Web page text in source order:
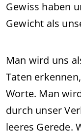
Gewiss haben
Gewicht als
Man wird uns
Taten
Worte. Man
durch unser
leeres Gerede.